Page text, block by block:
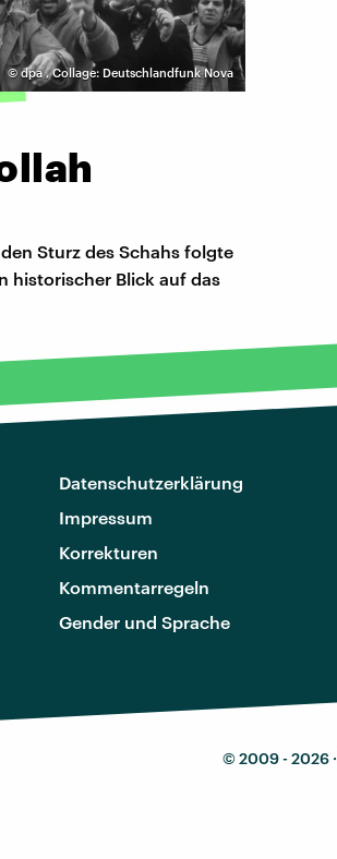
© dpa,Collage: Deutschlandfunk Nova
Sturz des Schahs folgte
historischer Blick auf das
Datenschutzerklärung
Impressum
Korrekturen
Kommentarregeln
Gender und Sprache
© 2009 - 2026 ·